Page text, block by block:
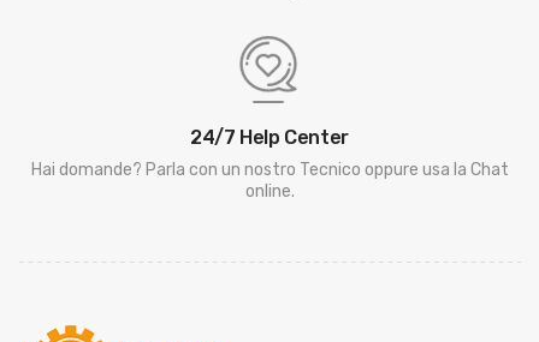
24/7 Help Center
Hai domande? Parla con un nostro Tecnico oppure usa la Chat
online.